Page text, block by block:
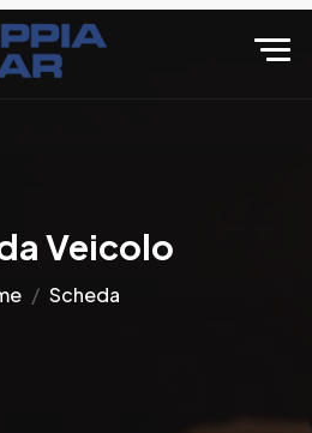
Veicolo
Scheda